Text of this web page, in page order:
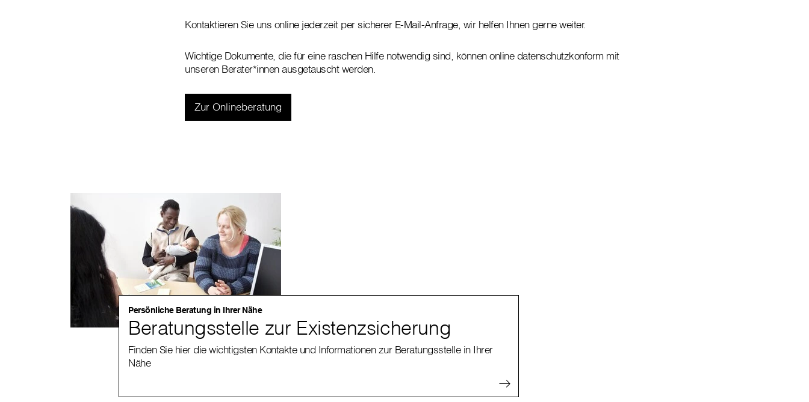
Kontaktieren Sie uns online jederzeit per sicherer E-Mail-Anfrage, wir helfen Ihnen gerne weiter.
Wichtige Dokumente, die für eine raschen Hilfe notwendig sind, können online datenschutzkonform mit
unseren Berater*innen ausgetauscht werden.
Zur Onlineberatung
Persönliche Beratung in Ihrer Nähe
Beratungsstelle zur Existenzsicherung
Finden Sie hier die wichtigsten Kontakte und Informationen zur Beratungsstelle in Ihrer
Nähe